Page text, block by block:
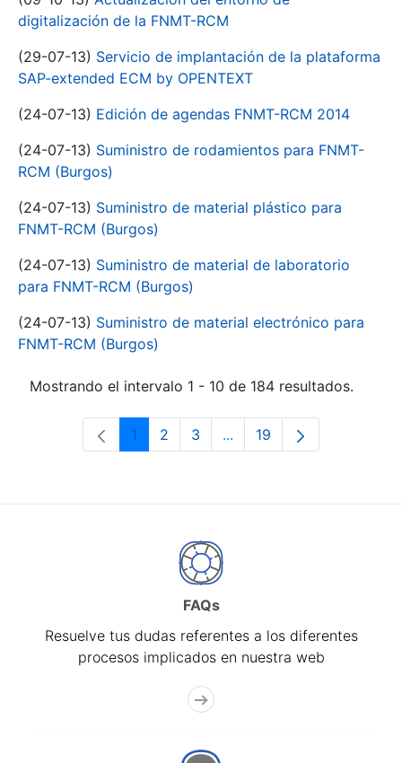
digitalización de la FNMT-RCM
(29-07-13) Servicio de implantación de la plataforma
SAP-extended ECM by OPENTEXT
(24-07-13) Edición de agendas FNMT-RCM 2014
(24-07-13) Suministro de rodamientos para FNMT-
RCM (Burgos)
(24-07-13) Suministro de material plástico para
FNMT-RCM (Burgos)
(24-07-13) Suministro de material de laboratorio
para FNMT-RCM (Burgos)
(24-07-13) Suministro de material electrónico para
FNMT-RCM (Burgos)
Mostrando el intervalo 1 - 10 de 184 resultados.
Página
1 Página
2 Página
3 ...Páginas intermedias Use
Página
19
FAQs
Resuelve tus dudas referentes a los diferentes
procesos implicados en nuestra web